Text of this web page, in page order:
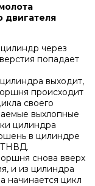
двигателя
через
попадает
выходит,
происходит
своего
выхлопные
цилиндра
в цилиндре
ТНВД.
снова вверх
и из цилиндра
начинается цикл